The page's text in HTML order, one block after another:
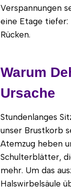
Verspannungen
eine Etage tiefer:
Rücken.
Warum
Ursache
Stundenlanges
unser Brustkorb
Atemzug heben
Schulterblätter,
mehr. Um das
Halswirbelsäule